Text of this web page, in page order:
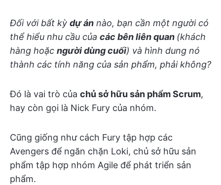
Đối với bất kỳ dự án nào, bạn cần một người có
thể hiểu nhu cầu của các bên liên quan (khách
hàng hoặc người dùng cuối) và hình dung nó
thành các tính năng của sản phẩm, phải không?
Đó là vai trò của chủ sở hữu sản phẩm Scrum,
hay còn gọi là Nick Fury của nhóm.
Cũng giống như cách Fury tập hợp các
Avengers để ngăn chặn Loki, chủ sở hữu sản
phẩm tập hợp nhóm Agile để phát triển sản
phẩm.